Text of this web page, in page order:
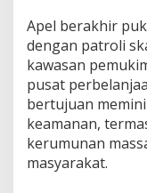
Apel berakhir
dengan patroli
kawasan
pusat
bertujuan
keamanan,
kerumunan
masyarakat.